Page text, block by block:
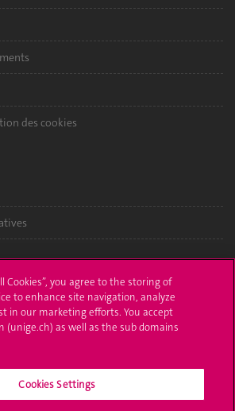
des cookies
Cookies”, you agree to the storing of
to enhance site navigation, analyze
in our marketing efforts. You accept
(unige.ch) as well as the sub domains
Cookies Settings